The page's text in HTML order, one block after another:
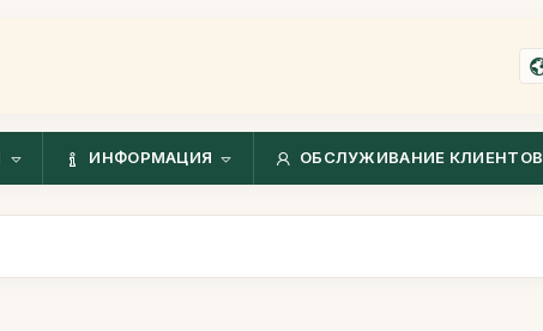
ИНФОРМАЦИЯ ОБСЛУЖИВАНИЕ КЛИЕНТОВ